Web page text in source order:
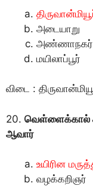
அடையாறு
அண்ணாநகர்
மயிலாப்பூர்
விடை :
20. வெள்ளைக்கால்
ஆவார்
உயிரின
வழக்கறிஞர்